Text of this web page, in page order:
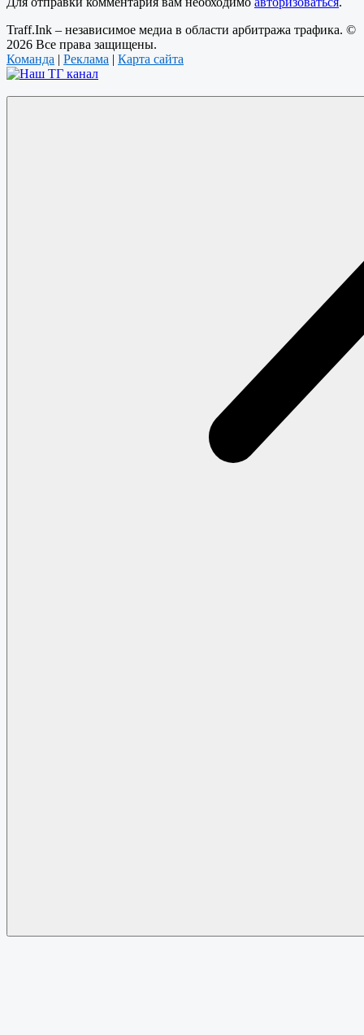
Traff.Ink – независимое медиа в области арбитража трафика. ©
2026 Все права защищены.
Команда | Реклама | Карта сайта